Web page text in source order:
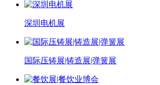
深圳电机展
国际压铸展|铸造展|弹簧展